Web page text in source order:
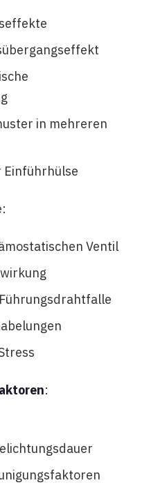
in mehreren
Einführhülse
Ventil
: